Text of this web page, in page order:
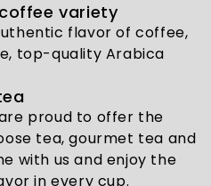
variety
flavor of coffee,
top-quality Arabica
proud to offer the
tea, gourmet tea and
with us and enjoy the
in every cup.